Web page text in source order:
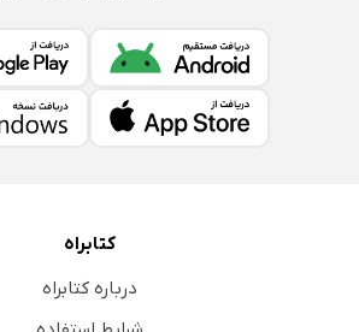
کتابراه
درباره کتابراه